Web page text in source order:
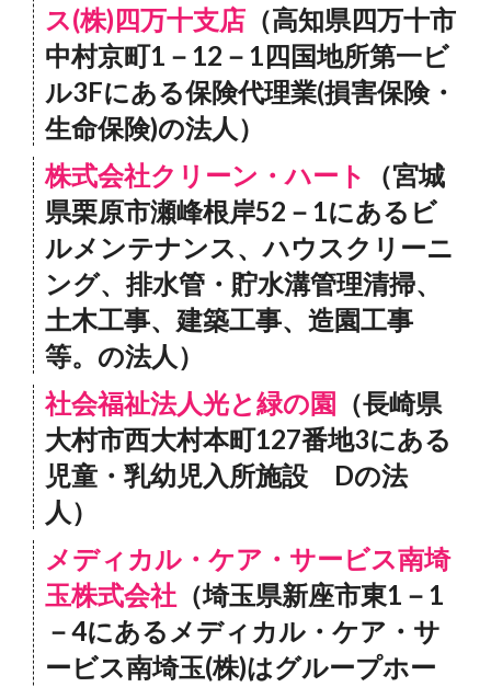
ス(株)四万十支店 （高知県四万十市
中村京町1－12－1四国地所第一ビ
ル3Fにある保険代理業(損害保険・
生命保険)の法人）
株式会社クリーン・ハート
（宮城
県栗原市瀬峰根岸52－1にあるビ
ルメンテナンス、ハウスクリーニ
ング、排水管・貯水溝管理清掃、
土木工事、建築工事、造園工事
等。の法人）
社会福祉法人光と緑の園 （長崎県
大村市西大村本町127番地3にある
児童・乳幼児入所施設 Dの法
人）
メディカル・ケア・サービス南埼
玉株式会社 （埼玉県新座市東1－1
－4にあるメディカル・ケア・サ
ービス南埼玉(株)はグループホー